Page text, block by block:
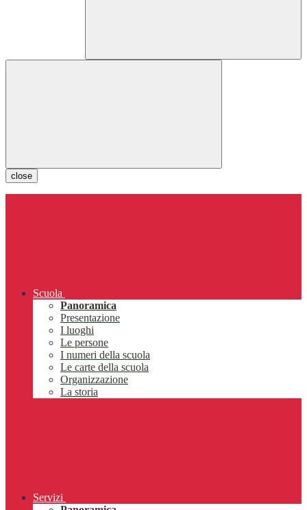
close
Scuola
Panoramica
Presentazione
I luoghi
Le persone
I numeri della scuola
Le carte della scuola
Organizzazione
La storia
Servizi